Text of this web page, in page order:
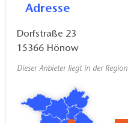
Adresse
Dorfstraße 23
15366 Hönow
Dieser Anbieter liegt in der Region